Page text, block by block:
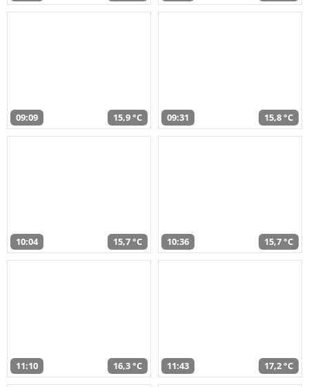
09:09 15,9 °C 09:31 15,8 °C
10:04 15,7 °C 10:36 15,7 °C
11:10 16,3 °C 11:43 17,2 °C